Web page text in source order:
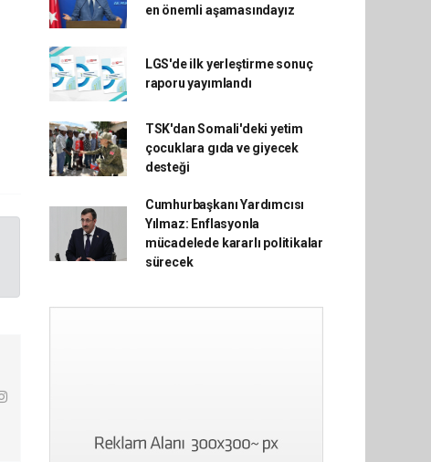
en önemli aşamasındayız
LGS'de ilk yerleştirme sonuç
raporu yayımlandı
TSK'dan Somali'deki yetim
çocuklara gıda ve giyecek
desteği
Cumhurbaşkanı Yardımcısı
Yılmaz: Enflasyonla
mücadelede kararlı politikalar
sürecek